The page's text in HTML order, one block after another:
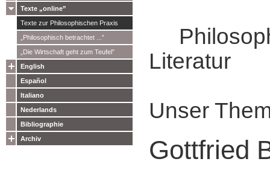
Texte „online”
Texte zur Philosophischen Praxis
„Philosophisch betrachtet ...”
„Die Wirtschaft geht zum Teufel”
English
Español
Italiano
Nederlands
Bibliographie
Archiv
Literatur
Unser
Gottfried